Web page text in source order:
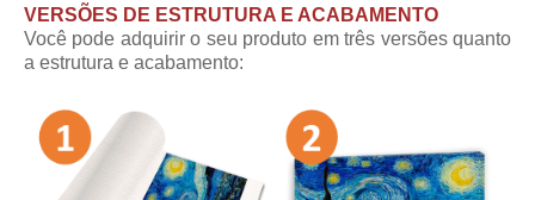
VERSÕES DE ESTRUTURA E ACABAMENTO
Você pode adquirir o seu produto em três versões quanto
a estrutura e acabamento: